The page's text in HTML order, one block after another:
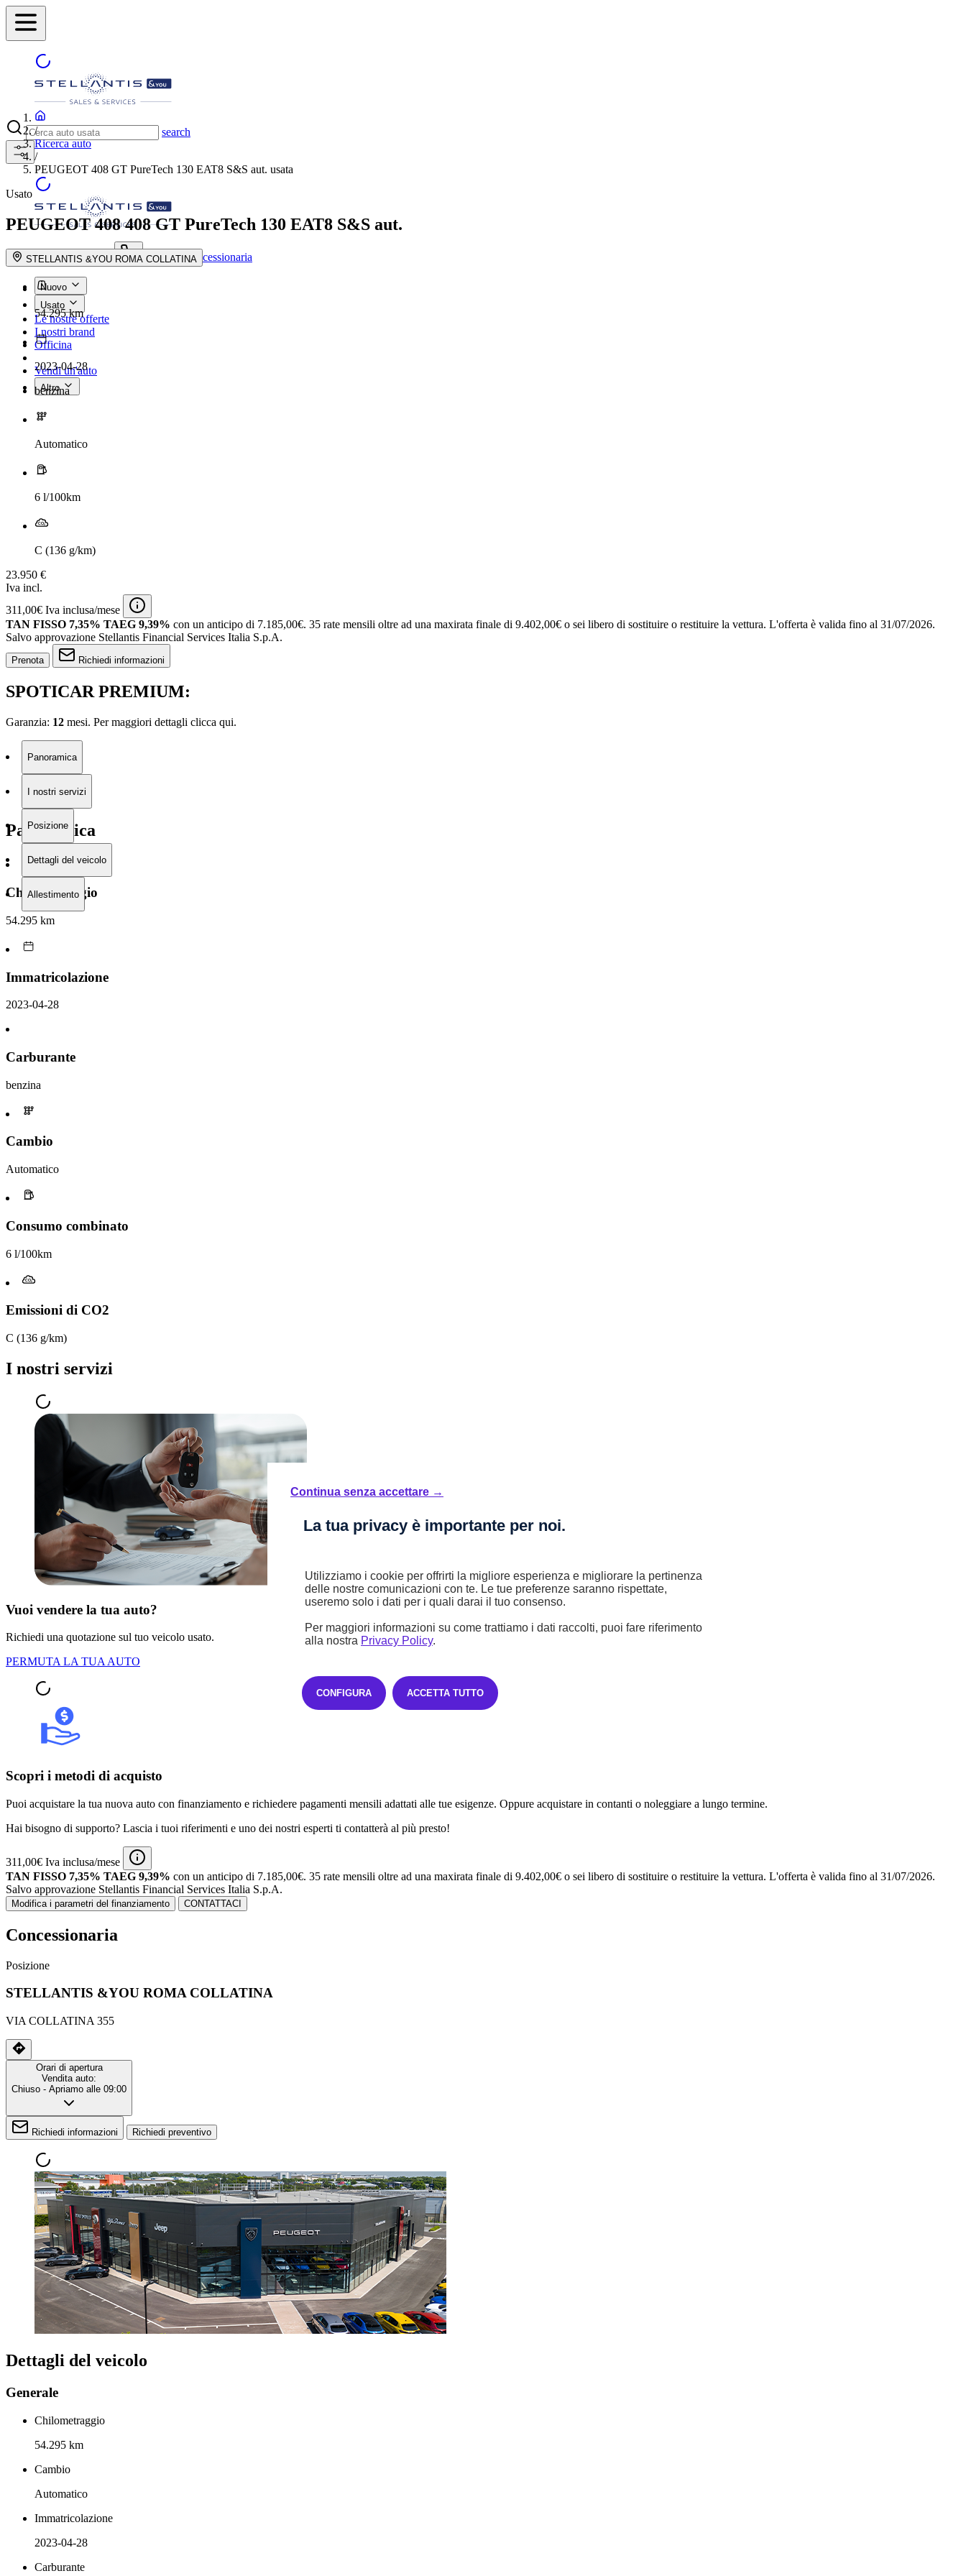
search
search button - icon Trova la concessionaria
Nuovo
Usato
Le nostre offerte
I nostri brand
Officina
Vendi un'auto
Altro
/
Ricerca auto
/
PEUGEOT 408 GT PureTech 130 EAT8 S&S aut. usata
Usato
PEUGEOT 408408 GT PureTech 130 EAT8 S&S aut.
STELLANTIS &YOU ROMA COLLATINA
54.295 km
2023-04-28
benzina
Automatico
6 l/100km
C (136 g/km)
23.950 €
Iva incl.
311,00€ Iva inclusa/mese
TAN FISSO 7,35% TAEG 9,39% con un anticipo di 7.185,00€. 35 rate mensili oltre ad una maxirata finale di 9.402,00€ o sei libero di sostituire o restituire la vettura. L'offerta è valida fino al 31/07/2026.
Salvo approvazione Stellantis Financial Services Italia S.p.A.
Prenota Richiedi informazioni
SPOTICAR PREMIUM:
Garanzia: 12 mesi. Per maggiori dettagli clicca qui.
Panoramica
I nostri servizi
Posizione
Dettagli del veicolo
Allestimento
Panoramica
Chilometraggio
54.295 km
Immatricolazione
2023-04-28
Carburante
benzina
Cambio
Automatico
Consumo combinato
6 l/100km
Emissioni di CO2
C (136 g/km)
I nostri servizi
Vuoi vendere la tua auto?
Richiedi una quotazione sul tuo veicolo usato.
PERMUTA LA TUA AUTO
Scopri i metodi di acquisto
Puoi acquistare la tua nuova auto con finanziamento e richiedere pagamenti mensili adattati alle tue esigenze. Oppure acquistare in contanti o noleggiare a lungo termine.
Hai bisogno di supporto? Lascia i tuoi riferimenti e uno dei nostri esperti ti contatterà al più presto!
311,00€ Iva inclusa/mese
TAN FISSO 7,35% TAEG 9,39% con un anticipo di 7.185,00€. 35 rate mensili oltre ad una maxirata finale di 9.402,00€ o sei libero di sostituire o restituire la vettura. L'offerta è valida fino al 31/07/2026.
Salvo approvazione Stellantis Financial Services Italia S.p.A.
Modifica i parametri del finanziamento CONTATTACI
Concessionaria
Posizione
STELLANTIS &YOU ROMA COLLATINA
VIA COLLATINA 355
Orari di apertura
Vendita auto:
Chiuso - Apriamo alle 09:00
Richiedi informazioni Richiedi preventivo
Dettagli del veicolo
Generale
Chilometraggio
54.295 km
Cambio
Automatico
Immatricolazione
2023-04-28
Carburante
Continua senza accettare →
La tua privacy è importante per noi.
Utilizziamo i cookie per offrirti la migliore esperienza e migliorare la pertinenza
delle nostre comunicazioni con te. Le tue preferenze saranno rispettate,
useremo solo i dati per i quali darai il tuo consenso.
Per maggiori informazioni su come trattiamo i dati raccolti, puoi fare riferimento
alla nostra Privacy Policy.
CONFIGURA ACCETTA TUTTO